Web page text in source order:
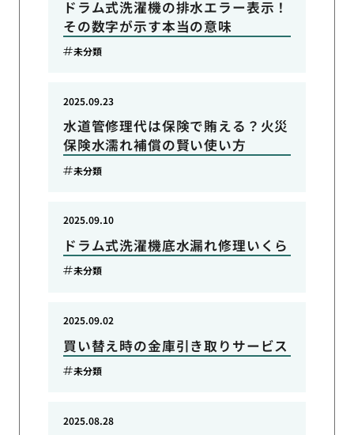
ドラム式洗濯機の排水エラー表示！
その数字が示す本当の意味
未分類
水道管修理代は保険で賄える？火災
保険水濡れ補償の賢い使い方
2025.09.23
未分類
ドラム式洗濯機底水漏れ修理いくら
2025.09.10
未分類
買い替え時の金庫引き取りサービス
2025.09.02
未分類
2025.08.28